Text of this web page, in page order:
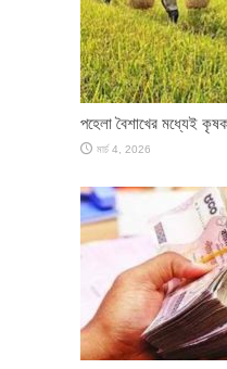
পহেলা বৈশাখের মধ্যেই কৃষক
মার্চ 4, 2026